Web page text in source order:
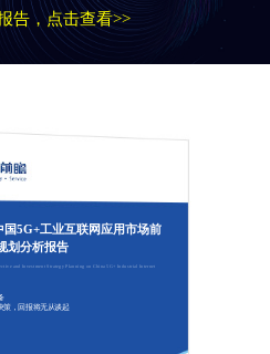
告，点击查看>>
国5G+工业互联网应用市场前
划分析报告
and Investment Strategy Planning on China 5G+ Industrial Internet
策，回报将无从谈起